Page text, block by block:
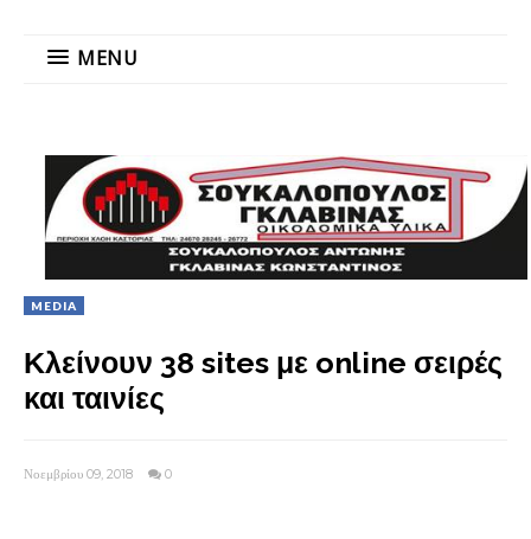
MENU
MEDIA
Κλείνουν 38 sites με online σειρές
και ταινίες
Νοεμβρίου 09, 2018 0